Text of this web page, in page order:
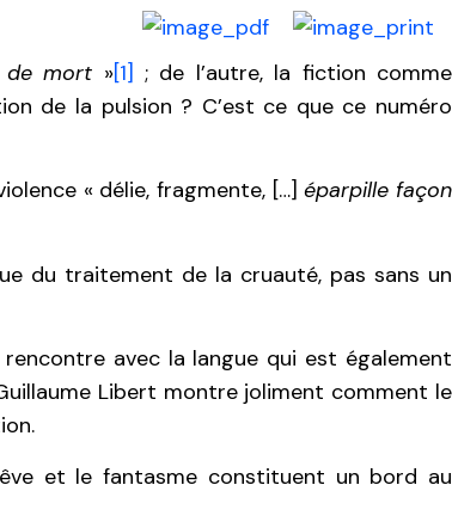
de mort »[1] ; de l’autre, la fiction comme
de la pulsion ? C’est ce que ce numéro
« délie, fragmente, […]éparpille façon
du traitement de la cruauté, pas sans un
avec la langue qui est également
Libert montre joliment comment le
et le fantasme constituent un bord au